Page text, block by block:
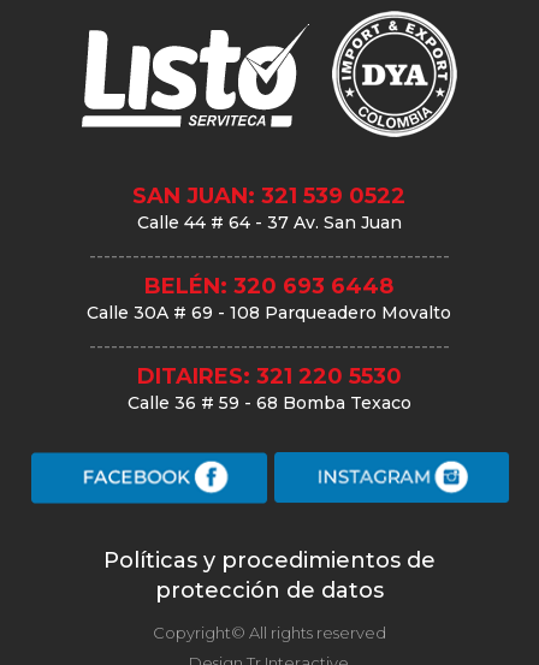
SAN JUAN: 321 539 0522
Calle 44 # 64 - 37 Av. San Juan
--------------------------------------------------
BELÉN: 320 693 6448
Calle 30A # 69 - 108 Parqueadero Movalto
--------------------------------------------------
DITAIRES: 321 220 5530
Calle 36 # 59 - 68 Bomba Texaco
Políticas y procedimientos de
protección de datos
Copyright© All rights reserved